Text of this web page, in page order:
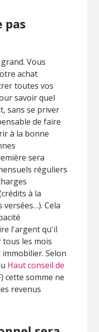
pas
Vous
achat
toutes vos
savoir quel
sans se priver
de faire
à la bonne
sera
réguliers
à la
Cela
l'argent qu'il
les mois
Selon
Haut conseil de
cette somme ne
revenus